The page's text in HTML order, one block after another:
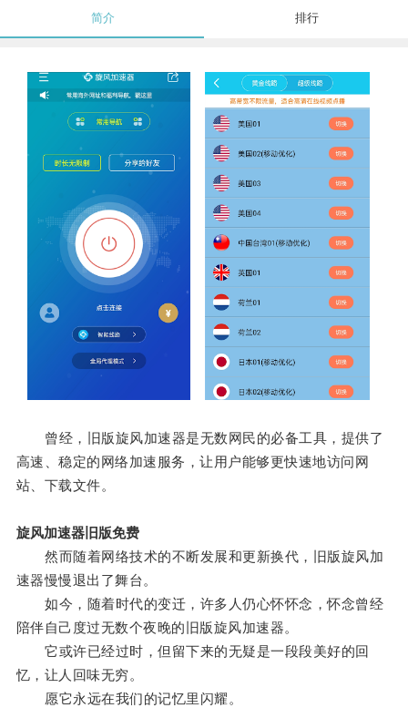
简介 排行
曾经，旧版旋风加速器是无数网民的必备工具，提供了
高速、稳定的网络加速服务，让用户能够更快速地访问网
站、下载文件。
旋风加速器旧版免费
然而随着网络技术的不断发展和更新换代，旧版旋风加
速器慢慢退出了舞台。
如今，随着时代的变迁，许多人仍心怀怀念，怀念曾经
陪伴自己度过无数个夜晚的旧版旋风加速器。
它或许已经过时，但留下来的无疑是一段段美好的回
忆，让人回味无穷。
愿它永远在我们的记忆里闪耀。